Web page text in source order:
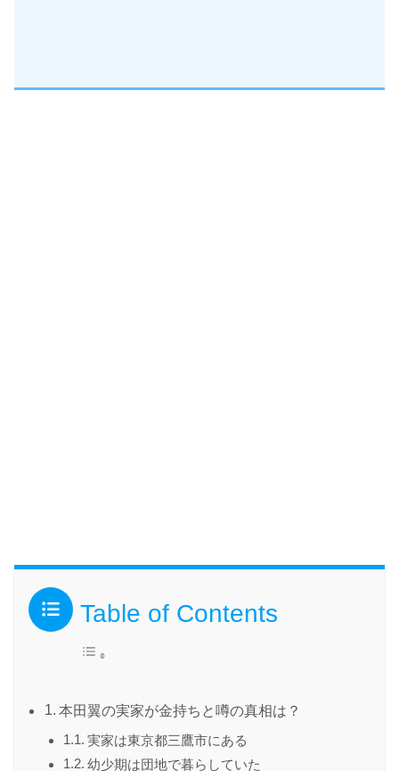
Table of Contents
本田翼の実家が金持ちと噂の真相は？
実家は東京都三鷹市にある
幼少期は団地で暮らしていた